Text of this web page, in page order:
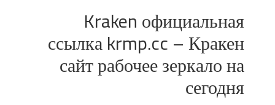
Kraken официальная
ссылка krmp.cc – Кракен
сайт рабочее зеркало на
сегодня